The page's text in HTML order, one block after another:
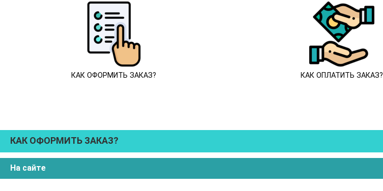
КАК ОФОРМИТЬ ЗАКАЗ? КАК ОПЛАТИТЬ ЗАКАЗ?
КАК ОФОРМИТЬ ЗАКАЗ?
На сайте